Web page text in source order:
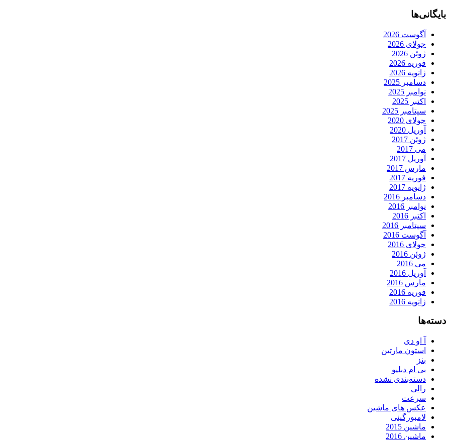
بایگانی‌ها
آگوست 2026
جولای 2026
ژوئن 2026
فوریه 2026
ژانویه 2026
دسامبر 2025
نوامبر 2025
اکتبر 2025
سپتامبر 2025
جولای 2020
آوریل 2020
ژوئن 2017
می 2017
آوریل 2017
مارس 2017
فوریه 2017
ژانویه 2017
دسامبر 2016
نوامبر 2016
اکتبر 2016
سپتامبر 2016
آگوست 2016
جولای 2016
ژوئن 2016
می 2016
آوریل 2016
مارس 2016
فوریه 2016
ژانویه 2016
دسته‌ها
آ او دی
استون مارتین
بنز
بی ام دبلیو
دسته‌بندی نشده
رالی
سرعت
عکس های ماشین
لامبورگینی
ماشین 2015
ماشین 2016